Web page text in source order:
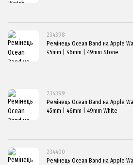
234398
Ремінець Ocean Band на Apple
45mm | 46mm | 49mm Stone
234399
Ремінець Ocean Band на Apple
45mm | 46mm | 49mm White
234400
Ремінець Ocean Band на Apple